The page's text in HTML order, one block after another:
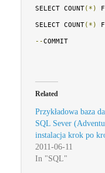
SELECT COUNT(*)
SELECT COUNT(*)
--COMMIT
Related
Przykładowa baza
SQL Sever
instalacja krok po
2011-06-11
In "SQL"